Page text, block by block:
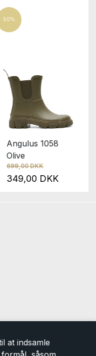
at indsamle
50%
Angulus 1058
Olive
699,00 DKK
349,00 DKK